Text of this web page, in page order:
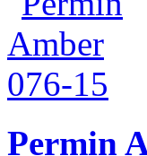
Permin